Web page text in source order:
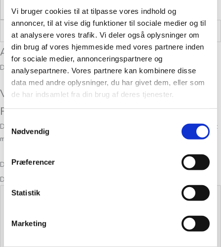
Vi bruger cookies til at tilpasse vores indhold og
annoncer, til at vise dig funktioner til sociale medier og til
at analysere vores trafik. Vi deler også oplysninger om
din brug af vores hjemmeside med vores partnere inden
for sociale medier, annonceringspartnere og
analysepartnere. Vores partnere kan kombinere disse
data med andre oplysninger, du har givet dem, eller som
de har indsamlet fra din brug af deres tjenester.
Nødvendig
Præferencer
Statistik
Marketing
Læs mere
,05 kg
Anmeldelser
Der er endnu ikke nogle anmeldelser.
Vær den første til at anmelde “Kameluld
Rabarber 1129”
Din e-mailadresse vil ikke blive publiceret.
Krævede felter er markeret
med
Din bedømmelse
Din anmeldelse